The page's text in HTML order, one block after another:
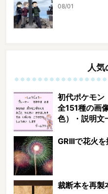
08/01
人気
初代ポケモン
全151種の画
色）・説明文
GRIIIで花火
裁断本を再製